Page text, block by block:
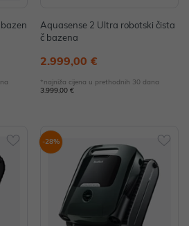
Aquasense 2 Ultra robotski čista
č bazena
2.999,00 €
*najniža cijena u prethodnih 30 dana
3.999,00 €
-28%